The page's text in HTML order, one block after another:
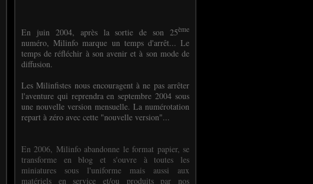
En juin 2004, après la sortie de son 25ème
numéro, Milinfo marque un temps d'arrêt... Le
temps de réfléchir à son avenir et à son mode de
diffusion.
Les Milinfistes nous encouragent à ne pas arrêter
l'aventure qui reprendra en septembre 2004 sous
une nouvelle version mensuelle. La numérotation
repart à zéro avec cette "nouvelle version"...
En 2006, Milinfo abandonne le format papier, se
transforme en blog et s'ouvre à toutes les
miniatures sous l'uniforme mais aussi aux
matériels en service et/ou produits par nos